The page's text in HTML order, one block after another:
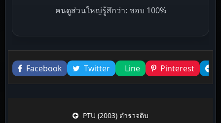
คนดูส่วนใหญ่รู้สึกว่า: ชอบ 100%
Liked this
Facebook
Twitter Line Pinterest
PTU (2003) ตำรวจดิบ